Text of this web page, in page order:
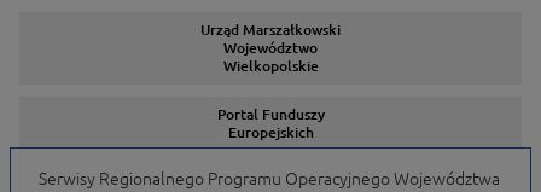
Urząd Marszałkowski
Województwo
Wielkopolskie
Portal Funduszy
Europejskich
Serwisy Regionalnego Programu Operacyjnego Województwa